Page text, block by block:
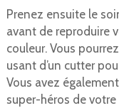
Prenez ensuite le
avant de reproduire
couleur. Vous
usant d’un cutter
Vous avez
super-héros de